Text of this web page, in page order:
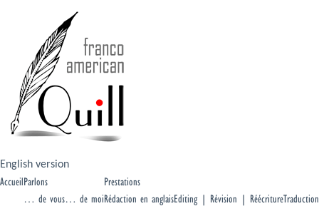
English version
AccueilParlons
… de vous… de moi
Prestations
Rédaction en anglaisEditing | Révision | Réécriture